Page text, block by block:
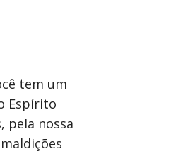
tem um
Espírito
pela nossa